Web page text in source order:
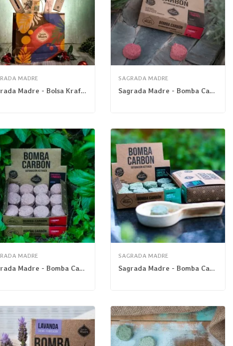
MADRE
Sagrada Madre - Bolsa Kraft Color
SAGRADA MADRE
Sagrada Madre - Bomba Carbón 7 Poderes
MADRE
Sagrada Madre - Bomba Carbón Lavanda
SAGRADA MADRE
Sagrada Madre - Bomba Carbón Limpieza Energética